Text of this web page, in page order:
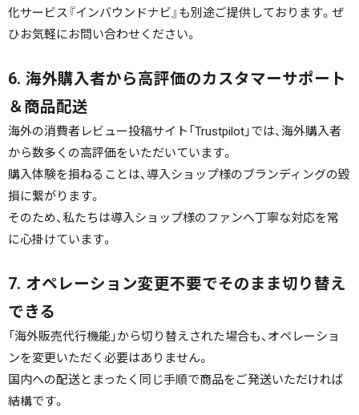
化サービス『インバウンドナビ』も別途ご提供しております。ぜ
ひお気軽にお問い合わせください。
6. 海外購入者から高評価のカスタマーサポート
＆商品配送
海外の消費者レビュー投稿サイト「Trustpilot」では、海外購入者
から数多くの高評価をいただいています。
購入体験を損ねることは、導入ショップ様のブランディングの毀
損に繋がります。
そのため、私たちは導入ショップ様のファンへ丁寧な対応を常
に心掛けています。
7. オペレーション変更不要でそのまま切り替え
できる
「海外販売代行機能」から切り替えされた場合も、オペレーショ
ンを変更いただく必要はありません。
国内への配送とまったく同じ手順で商品をご発送いただければ
結構です。